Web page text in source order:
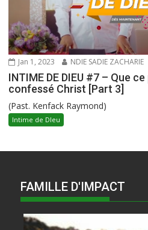
Jan 1, 2023 NDIE SADIE ZACHARIE
INTIME DE DIEU #7 – Que
confessé Christ [Part 3]
(Past. Kenfack Raymond)
Intime de DIeu
FAMILLE D'IMPACT